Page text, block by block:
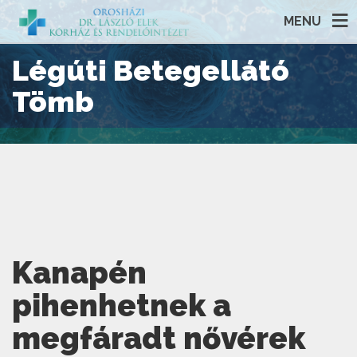
MENU
Légúti Betegellátó
Tömb
Kanapén
pihenhetnek a
megfáradt nővérek